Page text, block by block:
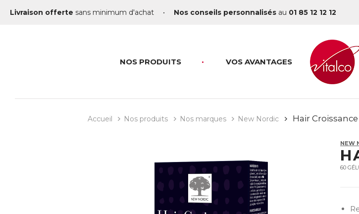
Livraison offerte sans minimum d'achat • Nos conseils personnalisés au 01 85 12 12 12
NOS PRODUITS VOS AVANTAGES
Accueil Nos produits Nos marques New Nordic Hair
NEW
60